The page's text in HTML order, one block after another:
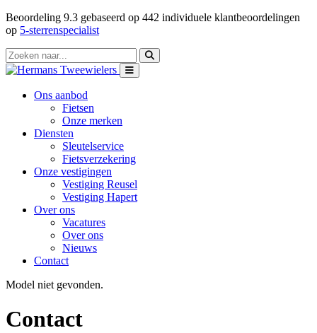
Beoordeling 9.3 gebaseerd op 442 individuele klantbeoordelingen
op 5-sterrenspecialist
Ons aanbod
Fietsen
Onze merken
Diensten
Sleutelservice
Fietsverzekering
Onze vestigingen
Vestiging Reusel
Vestiging Hapert
Over ons
Vacatures
Over ons
Nieuws
Contact
Model niet gevonden.
Contact